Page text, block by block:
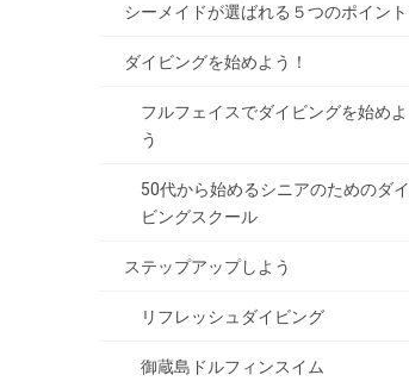
シーメイドが選ばれる５つのポイント
ダイビングを始めよう！
フルフェイスでダイビングを始めよ
う
50代から始めるシニアのためのダイ
ビングスクール
ステップアップしよう
リフレッシュダイビング
御蔵島ドルフィンスイム